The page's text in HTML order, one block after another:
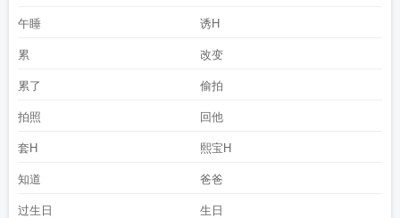
午睡 诱H
累 改变
累了 偷拍
拍照 回他
套H 熙宝H
知道 爸爸
过生日 生日